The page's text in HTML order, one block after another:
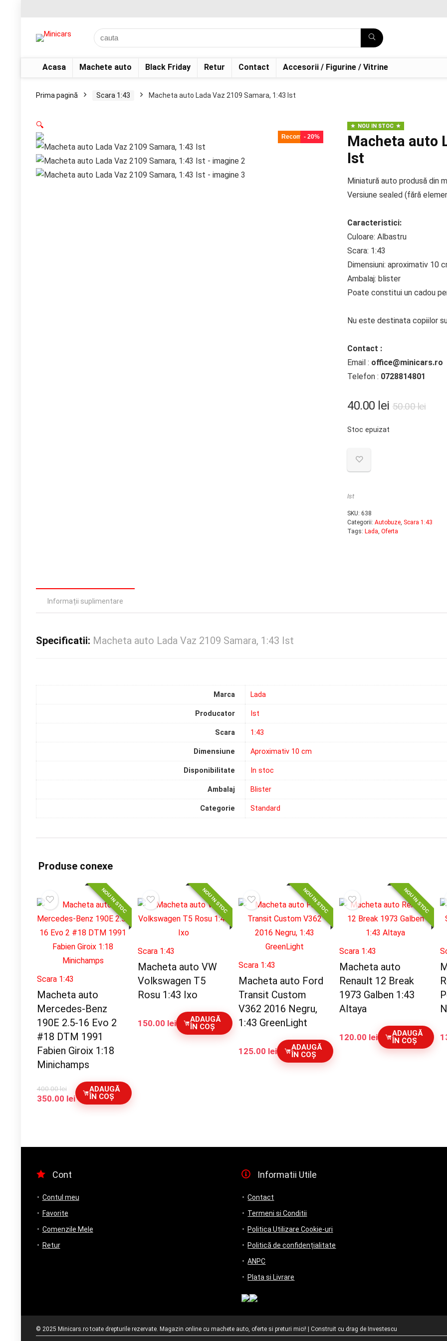
Acasa Machete auto Black Friday Retur Contact Accesorii / Figurine / Vitrine
Prima pagină Scara 1:43 Macheta auto Lada Vaz 2109 Samara, 1:43 Ist
Recomandat!
- 20%
🔍 NOU IN STOC
Macheta auto
Ist
Miniatură auto produsă din
Versiune sealed (fără
Caracteristici:
Culoare: Albastru
Scara: 1:43
Dimensiuni: aproximativ 10
Ambalaj: blister
Poate constitui un cadou
Nu este destinata copiilor
Contact :
Email : office@minicars.ro
Telefon : 0728814801
50.00lei
40.00 lei
Stoc epuizat
Ist
SKU: 638
Categorii: Autobuze, Scara 1:43
Tags: Lada, Oferta
Informații suplimentare
Specificatii: Macheta auto Lada Vaz 2109 Samara, 1:43 Ist
Marca Lada
Producator Ist
Scara 1:43
Dimensiune Aproximativ 10 cm
Disponibilitate In stoc
Ambalaj Blister
Categorie Standard
Produse conexe
NOU IN STOC
Scara 1:43
Macheta auto
Mercedes-Benz
190E 2.5-16 Evo 2
#18 DTM 1991
Fabien Giroix 1:18
Minichamps
400.00lei
Prețul
350.00 leiPrețul
curent
ADAUGĂ
ÎN COȘ
NOU IN STOC
Scara 1:43
Macheta auto VW
Volkswagen T5
Rosu 1:43 Ixo
150.00 lei
ADAUGĂ
ÎN COȘ
NOU IN STOC
Scara 1:43
Macheta auto Ford
Transit Custom
V362 2016 Negru,
1:43 GreenLight
125.00 lei
ADAUGĂ
ÎN COȘ
NOU IN STOC
Scara 1:43
Macheta auto
Renault 12 Break
1973 Galben 1:43
Altaya
120.00 lei
ADAUGĂ
ÎN COȘ
Cont
Contul meu
Favorite
Comenzile Mele
Retur
Informatii Utile
Contact
Termeni si Conditii
Politica Utilizare Cookie-uri
Politică de confidențialitate
ANPC
Plata si Livrare
© 2025 Minicars.ro toate drepturile rezervate. Magazin online cu machete auto, oferte si preturi mici! | Construit cu drag de Investescu